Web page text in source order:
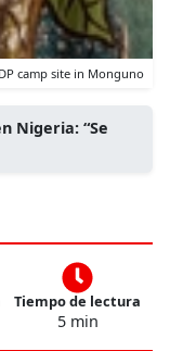
camp site in Monguno
Nigeria: “Se
Tiempo de lectura
5 min